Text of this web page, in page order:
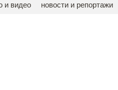
и видео новости и репортажи